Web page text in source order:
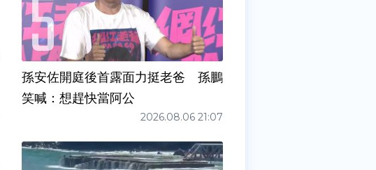
孫安佐開庭後首露面力挺老爸 孫鵬
笑喊：想趕快當阿公
2026.08.06 21:07